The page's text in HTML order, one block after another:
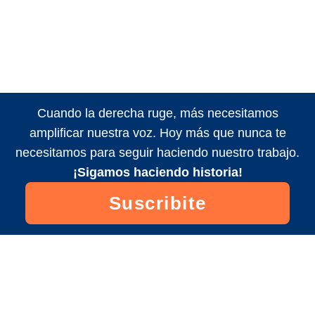
Cuando la derecha ruge, más necesitamos
amplificar nuestra voz. Hoy más que nunca te
necesitamos para seguir haciendo nuestro trabajo.
¡Sigamos haciendo historia!
Suscribite